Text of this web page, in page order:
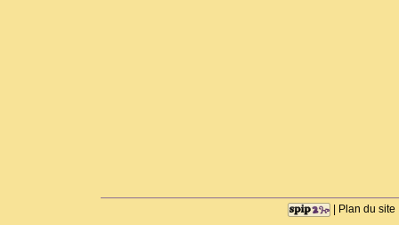
| Plan du site